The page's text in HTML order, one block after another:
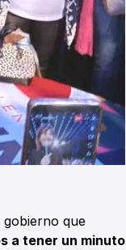
que
a tener un minuto